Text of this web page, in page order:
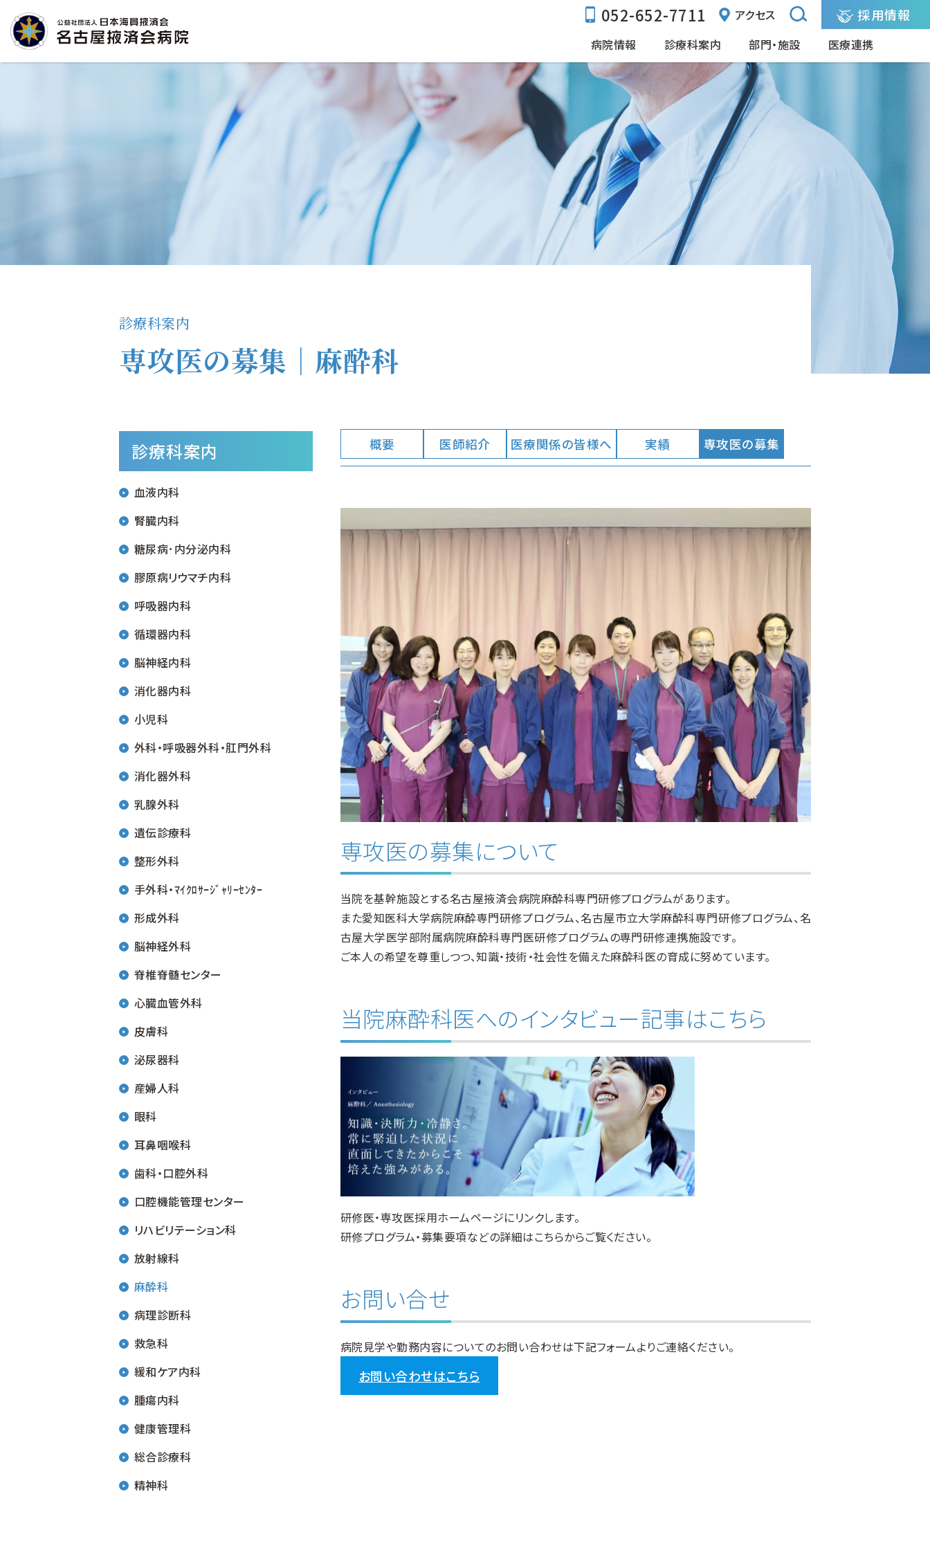
052-652-7711 アクセス 採用情報
病院情報 診療科案内 部門・施設 医療連携
診療科案内
専攻医の募集｜麻酔科
診療科案内
血液内科
腎臓内科
糖尿病･内分泌内科
膠原病リウマチ内科
呼吸器内科
循環器内科
脳神経内科
消化器内科
小児科
外科・呼吸器外科・肛門外科
消化器外科
乳腺外科
遺伝診療科
整形外科
手外科・ﾏｲｸﾛｻｰｼﾞｬﾘｰｾﾝﾀｰ
形成外科
脳神経外科
脊椎脊髄センター
心臓血管外科
皮膚科
泌尿器科
産婦人科
眼科
耳鼻咽喉科
歯科・口腔外科
口腔機能管理センター
リハビリテーション科
放射線科
麻酔科
病理診断科
救急科
緩和ケア内科
腫瘍内科
健康管理科
総合診療科
精神科
概要 医師紹介 医療関係の皆様へ 実績 専攻医の募集
専攻医の募集について
当院を基幹施設とする名古屋掖済会病院麻酔科専門研修プログラムがあります。
また愛知医科大学病院麻酔専門研修プログラム、名古屋市立大学麻酔科専門研修プログラム、名
古屋大学医学部附属病院麻酔科専門医研修プログラムの専門研修連携施設です。
ご本人の希望を尊重しつつ、知識・技術・社会性を備えた麻酔科医の育成に努めています。
当院麻酔科医へのインタビュー記事はこちら
研修医・専攻医採用ホームページにリンクします。
研修プログラム・募集要項などの詳細はこちらからご覧ください。
お問い合せ
病院見学や勤務内容についてのお問い合わせは下記フォームよりご連絡ください。
お問い合わせはこちら